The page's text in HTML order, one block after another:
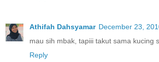
Athifah Dahsyamar December 23,
mau sih mbak, tapiii takut sama kucing
Reply